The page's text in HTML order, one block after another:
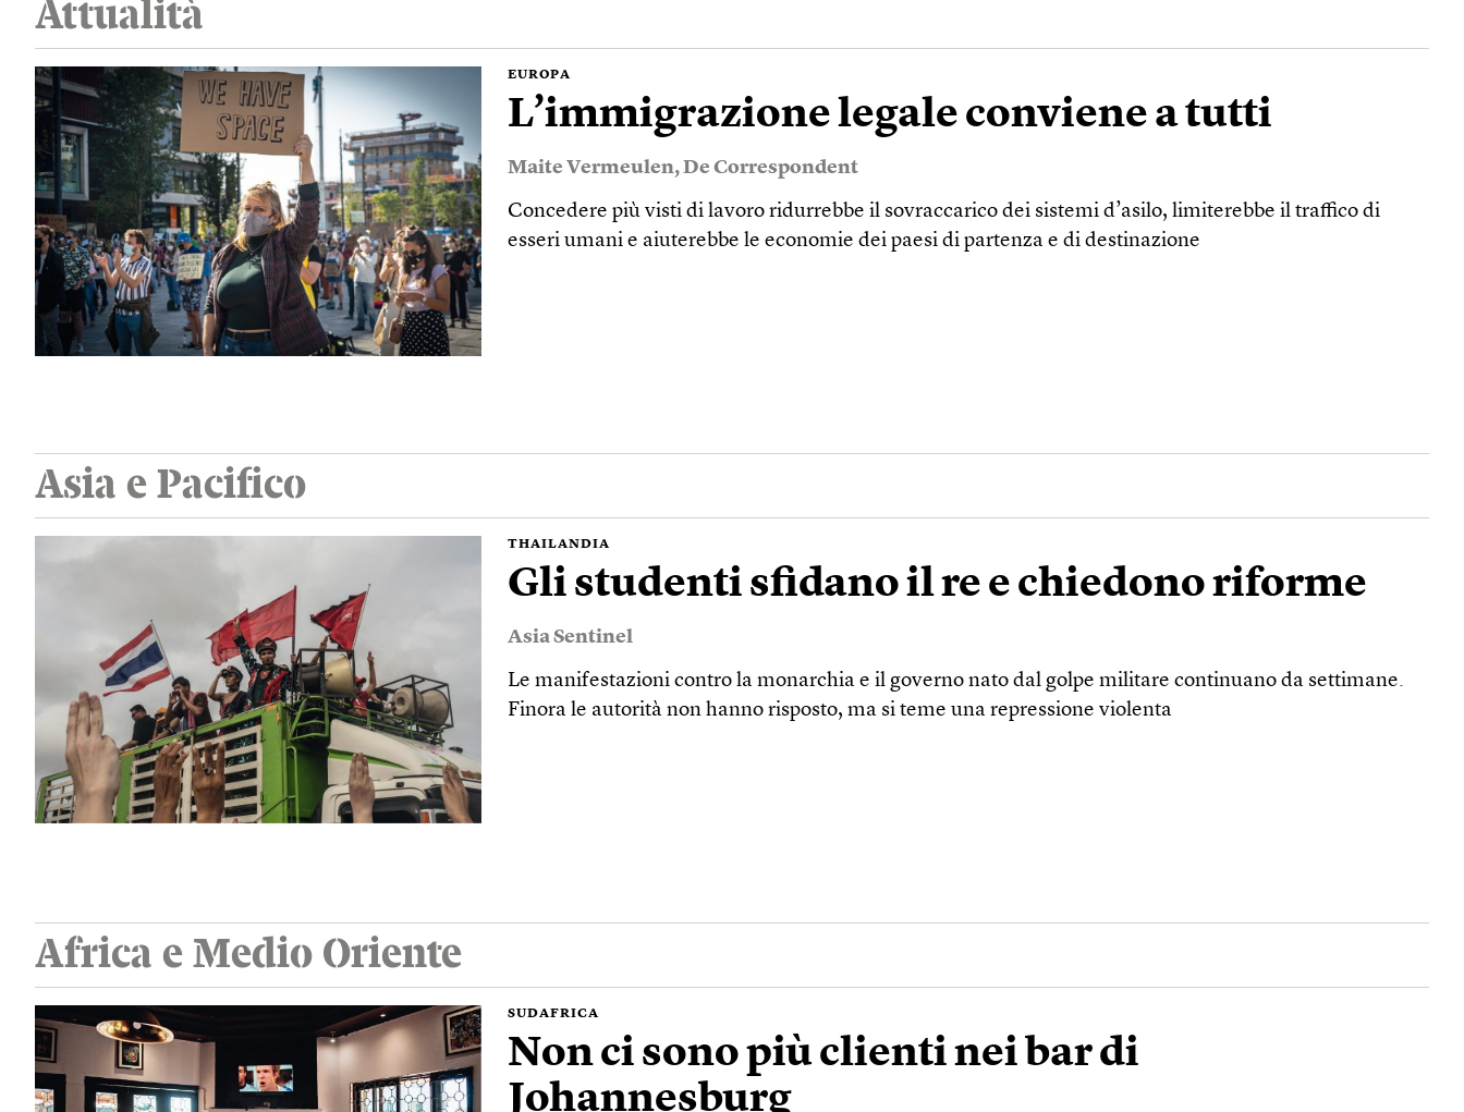
Attualità
EUROPA
L’immigrazione legale conviene a tutti
Maite Vermeulen,De Correspondent
Concedere più visti di lavoro ridurrebbe il sovraccarico dei sistemi d’asilo, limiterebbe il traffico di
esseri umani e aiuterebbe le economie dei paesi di partenza e di destinazione
Asia e Pacifico
THAILANDIA
Gli studenti sfidano il re e chiedono riforme
Asia Sentinel
Le manifestazioni contro la monarchia e il governo nato dal golpe militare continuano da settimane.
Finora le autorità non hanno risposto, ma si teme una repressione violenta
Africa e Medio Oriente
SUDAFRICA
Non ci sono più clienti nei bar di
Johannesburg